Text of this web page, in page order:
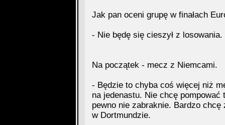
Jak pan oceni grupę w finałach
- Nie będę się cieszył z losowania.
Na początek - mecz z Niemcami.
- Będzie to chyba coś więcej niż
na jedenastu. Nie chcę
pewno nie zabraknie. Bardzo
w Dortmundzie.